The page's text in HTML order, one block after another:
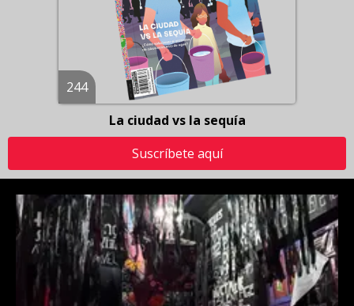
244
La ciudad vs la sequía
Suscríbete aquí